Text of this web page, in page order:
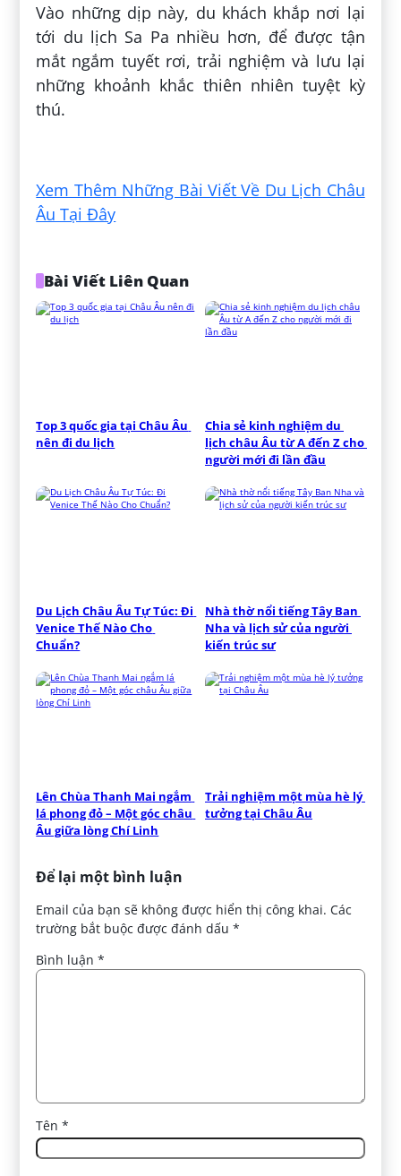
Vào những dịp này, du khách khắp nơi lại
tới du lịch Sa Pa nhiều hơn, để được tận
mắt ngắm tuyết rơi, trải nghiệm và lưu lại
những khoảnh khắc thiên nhiên tuyệt kỳ
thú.
Xem Thêm Những Bài Viết Về Du Lịch Châu
Âu Tại Đây
Bài Viết Liên Quan
Top 3 quốc gia tại Châu Âu
nên đi du lịch
Chia sẻ kinh nghiệm du
lịch châu Âu từ A đến Z cho
người mới đi lần đầu
Du Lịch Châu Âu Tự Túc: Đi
Venice Thế Nào Cho
Chuẩn?
Nhà thờ nổi tiếng Tây Ban
Nha và lịch sử của người
kiến trúc sư
Lên Chùa Thanh Mai ngắm
lá phong đỏ – Một góc châu
Âu giữa lòng Chí Linh
Trải nghiệm một mùa hè lý
tưởng tại Châu Âu
Để lại một bình luận
Email của bạn sẽ không được hiển thị công khai. Các
trường bắt buộc được đánh dấu*
Bình luận*
Tên*